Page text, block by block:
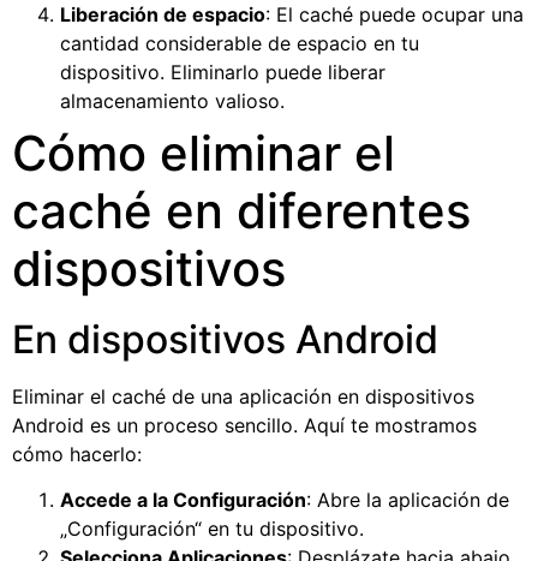
Liberación de espacio: El caché puede ocupar una
cantidad considerable de espacio en tu
dispositivo. Eliminarlo puede liberar
almacenamiento valioso.
Cómo eliminar el
caché en diferentes
dispositivos
En dispositivos Android
Eliminar el caché de una aplicación en dispositivos
Android es un proceso sencillo. Aquí te mostramos
cómo hacerlo:
Accede a la Configuración: Abre la aplicación de
„Configuración“ en tu dispositivo.